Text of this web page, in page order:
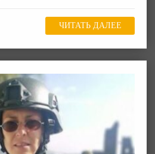
ЧИТАТЬ ДАЛЕЕ